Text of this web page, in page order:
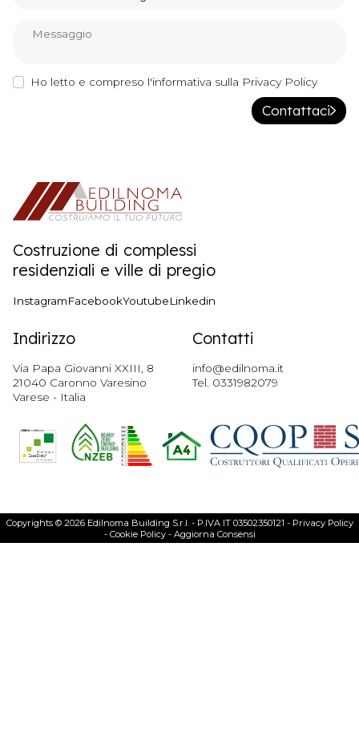
Ho letto e compreso l'informativa sulla Privacy Policy
Contattaci
Costruzione di complessi
residenziali e ville di pregio
InstagramFacebookYoutubeLinkedin
Indirizzo
Via Papa Giovanni XXIII, 8
21040 Caronno Varesino
Varese - Italia
Contatti
info@edilnoma.it
Tel. 0331982079
Copyrights © 2026 Edilnoma Building S.r.l. - P.IVA IT 03502350121 - Privacy Policy
- Cookie Policy- Aggiorna Consensi